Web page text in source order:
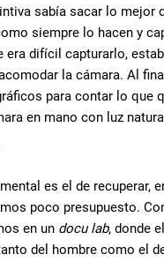
sabía sacar lo mejor
siempre lo hacen y
difícil capturarlo,
la cámara. Al
para contar lo que
en mano con luz
es el de recuperar,
poco presupuesto.
en un docu lab, donde
del hombre como el